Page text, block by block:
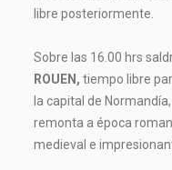
libre posteriormente.
Sobre las 16.00 hrs
ROUEN, tiempo libre
la capital de
remonta a época
medieval e